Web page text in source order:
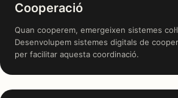
Cooperació
Quan cooperem, emergeixen sistemes
Desenvolupem sistemes digitals de
per facilitar aquesta coordinació.